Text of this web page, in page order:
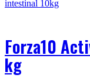
Forza10
kg